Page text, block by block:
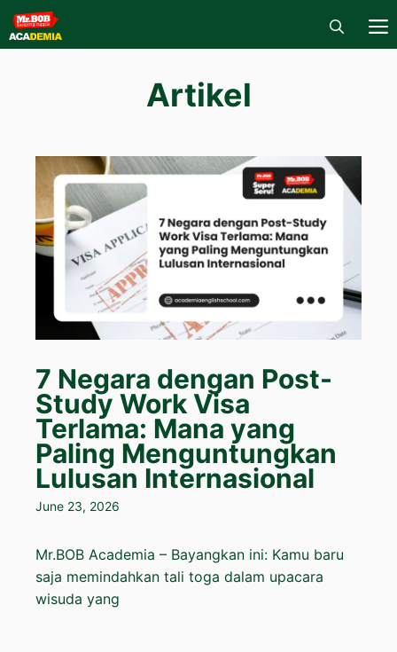
Skip
to
content
Artikel
7 Negara dengan Post-
Study Work Visa
Terlama: Mana yang
Paling Menguntungkan
Lulusan Internasional
June 23, 2026
Mr.BOB Academia – Bayangkan ini: Kamu baru
saja memindahkan tali toga dalam upacara
wisuda yang